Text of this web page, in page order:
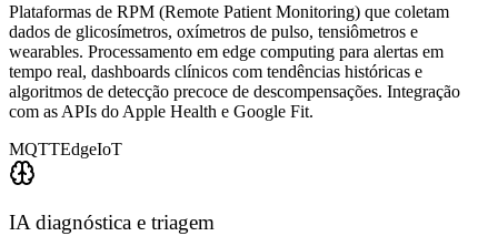
Plataformas de RPM (Remote Patient Monitoring) que coletam
dados de glicosímetros, oxímetros de pulso, tensiômetros e
wearables. Processamento em edge computing para alertas em
tempo real, dashboards clínicos com tendências históricas e
algoritmos de detecção precoce de descompensações. Integração
com as APIs do Apple Health e Google Fit.
MQTTEdgeIoT
IA diagnóstica e triagem